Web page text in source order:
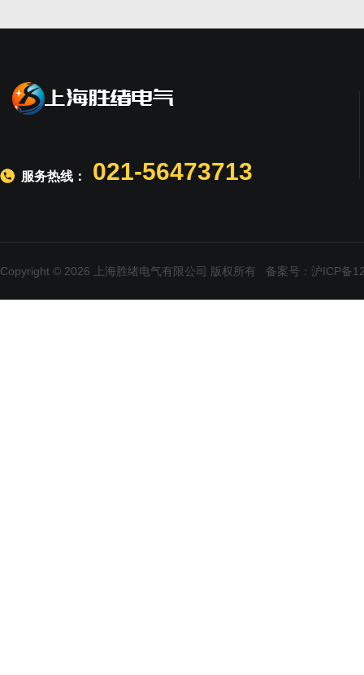
服务热线： 021-56473713
Copyright © 2026 上海胜绪电气有限公司 版权所有 备案号：沪ICP备